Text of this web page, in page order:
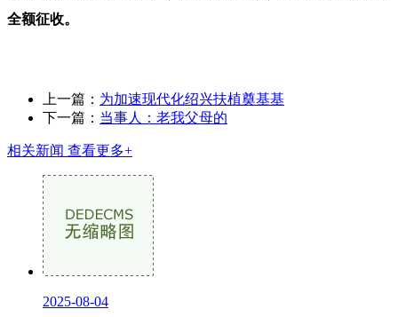
全额征收。
上一篇： 为加速现代化绍兴扶植奠基基
下一篇： 当事人：老我父母的
相关新闻 查看更多+
2025-08-04